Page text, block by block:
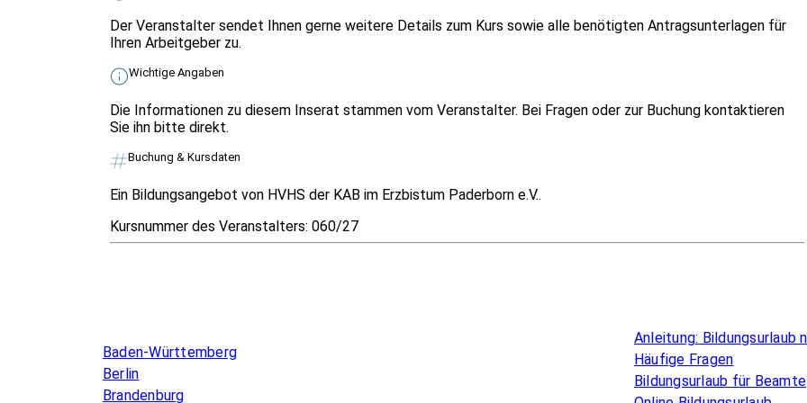
Der Veranstalter sendet Ihnen gerne weitere Details zum Kurs sowie alle benötigten Antragsunterlagen für
Ihren Arbeitgeber zu.
Wichtige Angaben
Die Informationen zu diesem Inserat stammen vom Veranstalter. Bei Fragen oder zur Buchung kontaktieren
Sie ihn bitte direkt.
Buchung & Kursdaten
Ein Bildungsangebot von HVHS der KAB im Erzbistum Paderborn e.V..
Kursnummer des Veranstalters: 060/27
Baden-Württemberg
Berlin
Brandenburg
Anleitung: Bildungsurlaub
Häufige Fragen
Bildungsurlaub für Beamte